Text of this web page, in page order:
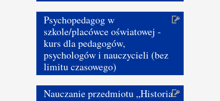
Psychopedagog w
szkole/placówce oświatowej -
kurs dla pedagogów,
psychologów i nauczycieli (bez
limitu czasowego)
Nauczanie przedmiotu „Historia